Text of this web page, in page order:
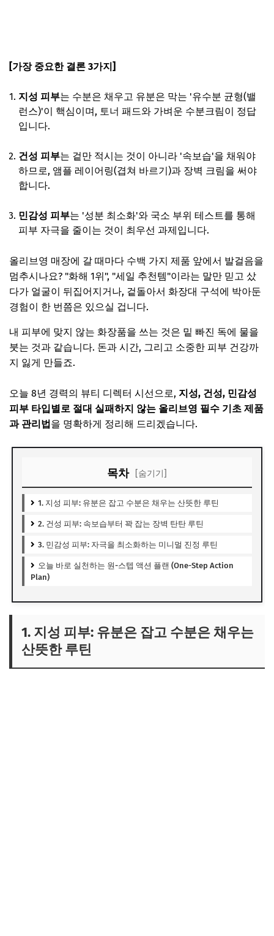
[가장 중요한 결론 3가지]
지성 피부는 수분은 채우고 유분은 막는 '유수분 균형(밸
런스)'이 핵심이며, 토너 패드와 가벼운 수분크림이 정답
입니다.
건성 피부는 겉만 적시는 것이 아니라 '속보습'을 채워야
하므로, 앰플 레이어링(겹쳐 바르기)과 장벽 크림을 써야
합니다.
민감성 피부는 '성분 최소화'와 국소 부위 테스트를 통해
피부 자극을 줄이는 것이 최우선 과제입니다.
올리브영 매장에 갈 때마다 수백 가지 제품 앞에서 발걸음을
멈추시나요? "화해 1위", "세일 추천템"이라는 말만 믿고 샀
다가 얼굴이 뒤집어지거나, 겉돌아서 화장대 구석에 박아둔
경험이 한 번쯤은 있으실 겁니다.
내 피부에 맞지 않는 화장품을 쓰는 것은 밑 빠진 독에 물을
붓는 것과 같습니다. 돈과 시간, 그리고 소중한 피부 건강까
지 잃게 만들죠.
오늘 8년 경력의 뷰티 디렉터 시선으로, 지성, 건성, 민감성
피부 타입별로 절대 실패하지 않는 올리브영 필수 기초 제품
과 관리법을 명확하게 정리해 드리겠습니다.
목차 [숨기기]
1. 지성 피부: 유분은 잡고 수분은 채우는 산뜻한 루틴
2. 건성 피부: 속보습부터 꽉 잡는 장벽 탄탄 루틴
3. 민감성 피부: 자극을 최소화하는 미니멀 진정 루틴
오늘 바로 실천하는 원-스텝 액션 플랜 (One-Step Action
Plan)
1. 지성 피부: 유분은 잡고 수분은 채우는
산뜻한 루틴